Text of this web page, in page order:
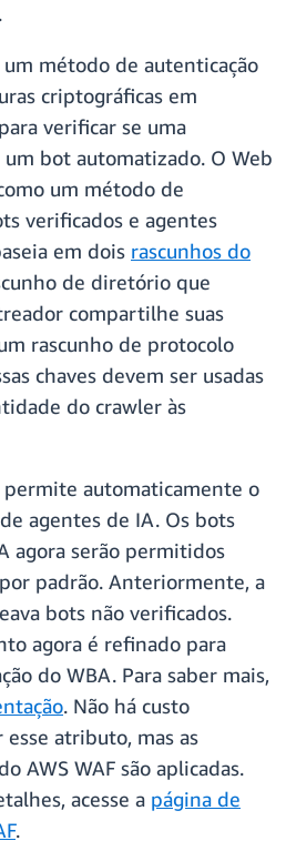
método de autenticação
criptográficas em
verificar se uma
bot automatizado. O Web
um método de
verificados e agentes
em dois rascunhos do
de diretório que
compartilhe suas
rascunho de protocolo
chaves devem ser usadas
do crawler às
permite automaticamente o
agentes de IA. Os bots
agora serão permitidos
padrão. Anteriormente, a
bots não verificados.
agora é refinado para
do WBA. Para saber mais,
. Não há custo
esse atributo, mas as
AWS WAF são aplicadas.
acesse a página de
.